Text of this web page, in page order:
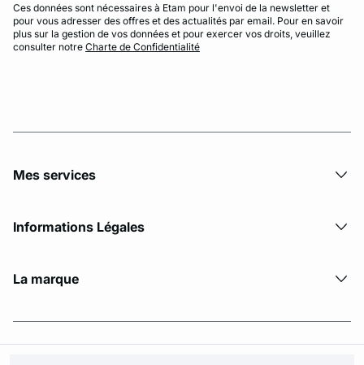
Ces données sont nécessaires à Etam pour l'envoi de la newsletter et
pour vous adresser des offres et des actualités par email. Pour en savoir
plus sur la gestion de vos données et pour exercer vos droits, veuillez
consulter notre Charte de Confidentialité
Mes services
Informations Légales
La marque